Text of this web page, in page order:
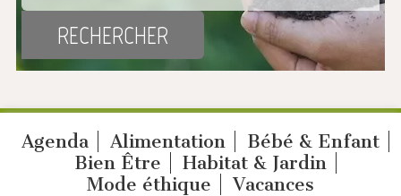
Agenda Alimentation
Bébé & Enfant
Bien Être
Habitat & Jardin
Mode éthique
Vacances